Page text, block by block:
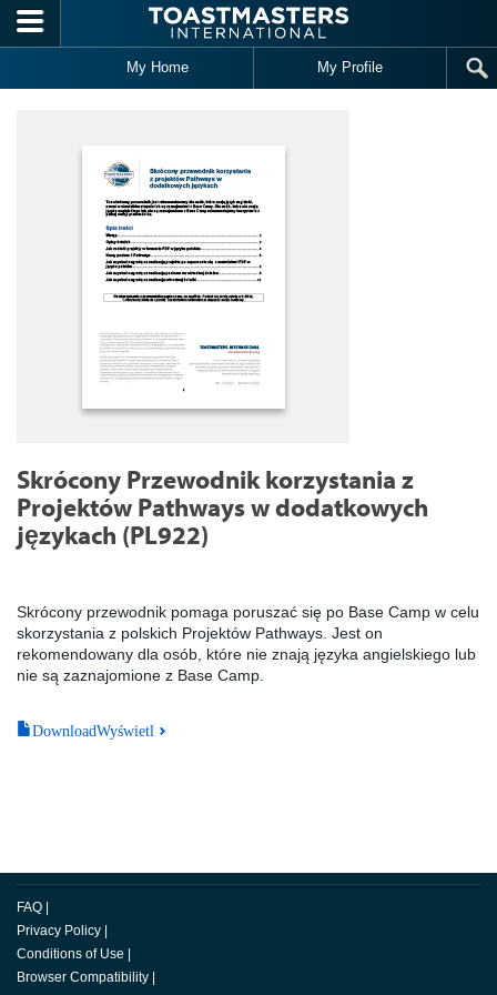
Skip to main content
My Home My Profile
Skrócony Przewodnik korzystania z
Projektów Pathways w dodatkowych
językach (PL922)
Skrócony przewodnik pomaga poruszać się po Base Camp w celu
skorzystania z polskich Projektów Pathways. Jest on
rekomendowany dla osób, które nie znają języka angielskiego lub
nie są zaznajomione z Base Camp.
DownloadWyświetl
FAQ
Privacy Policy
Conditions of Use
Browser Compatibility